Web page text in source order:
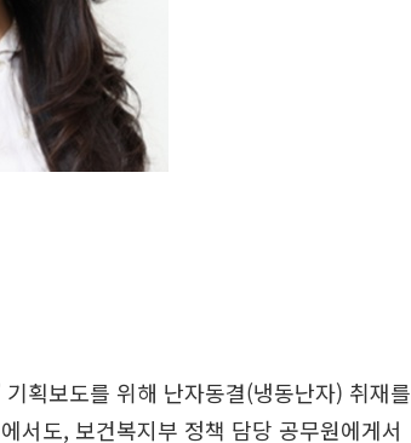
획보도를 위해 난자동결(냉동난자) 취재를
서도, 보건복지부 정책 담당 공무원에게서